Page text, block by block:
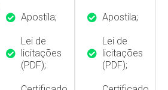
Apostila;
Lei de
licitações
(PDF);
Apostila;
Lei de
licitações
(PDF);